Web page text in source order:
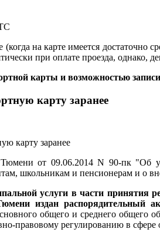
на карте имеется
при оплате проезда, однако,
карты и возможностью записи
карту заранее
от 09.06.2014 N 90-пк "Об
школьникам и пенсионерам и
услуги в части принятия
издан распорядительный
общего и среднего
правовому регулированию в сфере